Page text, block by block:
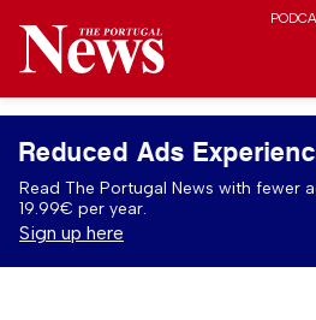
Reduced Ads
Read The Portugal News with fewer
19.99€ per year.
Sign up here